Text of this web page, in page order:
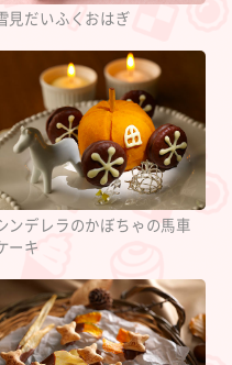
見だいふくおはぎ
ンデレラのかぼちゃの馬車
ーキ